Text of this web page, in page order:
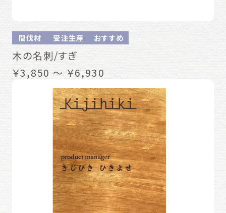
間伐材 受注生産 おすすめ
木の名刺/すぎ
￥3,850 ～ ￥6,930